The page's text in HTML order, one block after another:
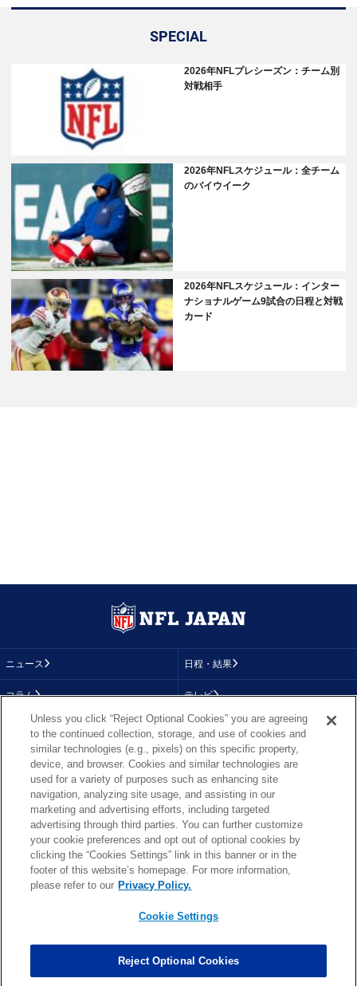
SPECIAL
2026年NFLプレシーズン：チーム別
対戦相手
2026年NFLスケジュール：全チーム
のバイウイーク
2026年NFLスケジュール：インター
ナショナルゲーム9試合の日程と対戦
カード
ニュース 日程・結果
コラム テレビ
画像
順位表
About NFL
More NFL 特集
TOP お問い合わせ FAQ
PHOTO BY AP Images / PHOTO BY Getty Images
Unless you click “Reject Optional Cookies” you are agreeing
to the continued collection, storage, and use of cookies and
similar technologies (e.g., pixels) on this specific property,
device, and browser. Cookies and similar technologies are
used for a variety of purposes such as enhancing site
navigation, analyzing site usage, and assisting in our
marketing and advertising efforts, including targeted
advertising through third parties. You can further customize
your cookie preferences and opt out of optional cookies by
clicking the “Cookies Settings” link in this banner or in the
footer of this website’s homepage. For more information,
please refer to our Privacy Policy.
Cookie Settings
Reject Optional Cookies